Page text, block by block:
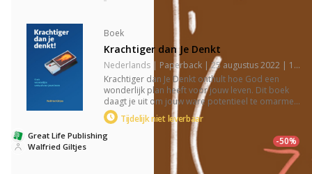
Boek
Krachtiger dan Je Denkt
Nederlands | Paperback | 25 augustus 2022 | 150 pagina's | 9789083260525
Krachtiger dan Je Denkt onthult hoe God een
wonderlijk plan heeft voor jouw leven. Dit boek
daagt je uit om jouw ware potentieel te omarmen
en te begrijpen hoe geloof je kan transformeren.
De krachtige verhalen en inzichten in dit boek
inspireren je om de kracht van jouw unieke
bestemming te verkennen en te leven naar wat
Tijdelijk niet leverbaar
Walfried Giltjes
Great Life Publishing -50%